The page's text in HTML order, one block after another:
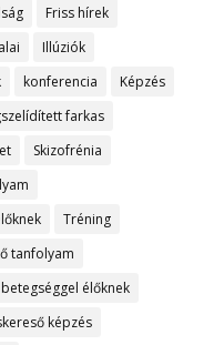
Friss hírek
Illúziók
konferencia
Képzés
farkas
Skizofrénia
Tréning
tanfolyam
élőknek
képzés